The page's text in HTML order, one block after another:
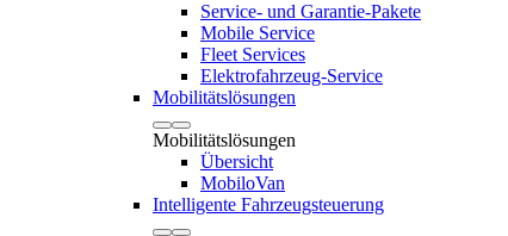
Service- und Garantie-Pakete
Mobile Service
Fleet Services
Elektrofahrzeug-Service
Mobilitätslösungen
Mobilitätslösungen
Übersicht
MobiloVan
Intelligente Fahrzeugsteuerung